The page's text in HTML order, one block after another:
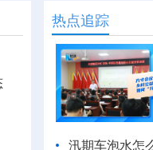
热点追踪
汛期车泡水怎